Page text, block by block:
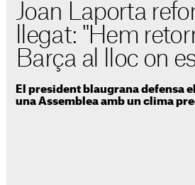
Joan Laporta
llegat: "Hem
Barça al lloc on
El president blaugrana defensa
una Assemblea amb un clima